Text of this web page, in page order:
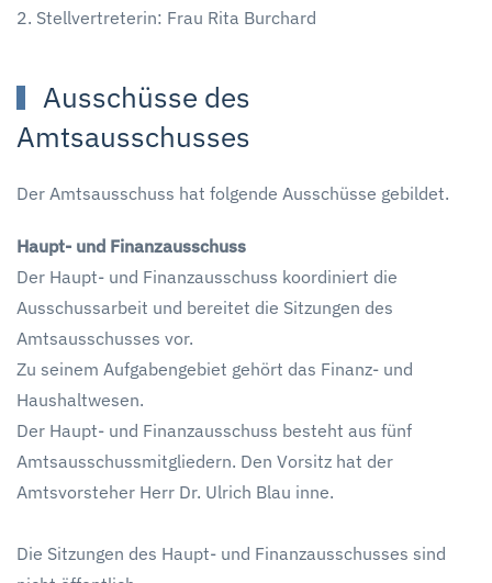
2. Stellvertreterin: Frau Rita Burchard
Ausschüsse des
Amtsausschusses
Der Amtsausschuss hat folgende Ausschüsse gebildet.
Haupt- und Finanzausschuss
Der Haupt- und Finanzausschuss koordiniert die
Ausschussarbeit und bereitet die Sitzungen des
Amtsausschusses vor.
Zu seinem Aufgabengebiet gehört das Finanz- und
Haushaltwesen.
Der Haupt- und Finanzausschuss besteht aus fünf
Amtsausschussmitgliedern. Den Vorsitz hat der
Amtsvorsteher Herr Dr. Ulrich Blau inne.
Die Sitzungen des Haupt- und Finanzausschusses sind